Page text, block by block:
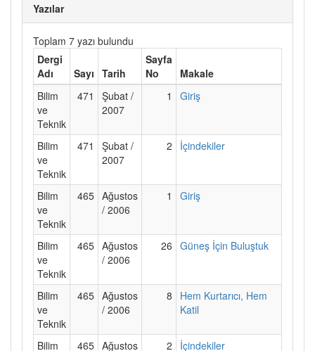
Yazılar
Toplam 7 yazı bulundu
Dergi
Adı
Sayı Tarih
Sayfa
No
Makale
Bilim
ve
Teknik
471
Şubat /
2007
1 Giriş
Bilim
ve
Teknik
471
Şubat /
2007
2 İçindekiler
Bilim
ve
Teknik
465 Ağustos
/ 2006
1 Giriş
Bilim
ve
Teknik
465 Ağustos
/ 2006
26 Güneş İçin Buluştuk
Bilim
ve
Teknik
465 Ağustos
/ 2006
8
Hem Kurtarıcı, Hem
Katil
Bilim 465 Ağustos 2 İçindekiler